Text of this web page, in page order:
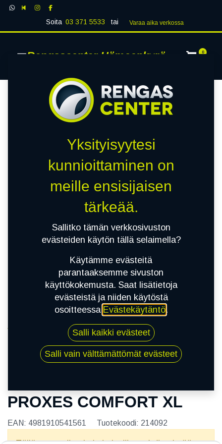
Soita 03 371 5533 tai Varaa aika verk​​​​ossa
Rengascenter Hämeenkyrö 0
195/55R20 95H TOYO PROXES COMFORT XL
PROXES COMFORT XL
EAN: 4981910541561 Tuotekoodi: 214092
Yksityisyytesi
kunnioittaminen on
meille ensisijaisen
tärkeää.
Sallitko tämän verkkosivuston
evästeiden käytön tällä selaimella?
Käytämme evästeitä
parantaaksemme sivuston
käyttökokemusta. Saat lisätietoja
evästeistä ja niiden käytöstä
osoitteessa Evästekäytäntö.
Salli kaikki evästeet
Salli vain välttämättömät evästeet